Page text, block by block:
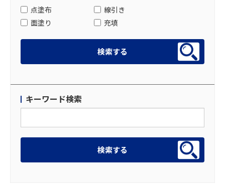
点塗布
線引き
面塗り
充填
キーワード検索